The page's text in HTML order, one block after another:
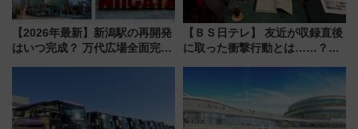
【2026年最新】新潟駅の再開発
はいつ完成？ 万代広場全面完成
解説！
【ＢＳ日テレ】 友近が収録直後
に取った衝撃行動とは……？